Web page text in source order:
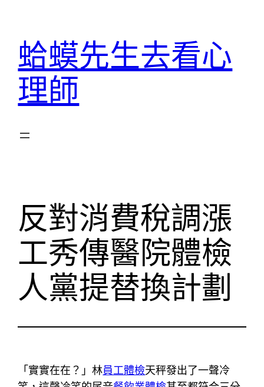
蛤蟆先生去看心
理師
反對消費稅調漲
工秀傳醫院體檢
人黨提替換計劃
「實實在在？」林員工體檢天秤發出了一聲冷